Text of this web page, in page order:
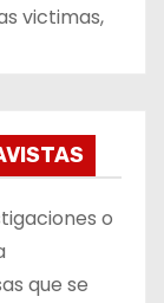
victimas,
o
que se